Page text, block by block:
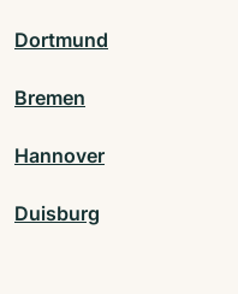
Dortmund
Bremen
Hannover
Duisburg